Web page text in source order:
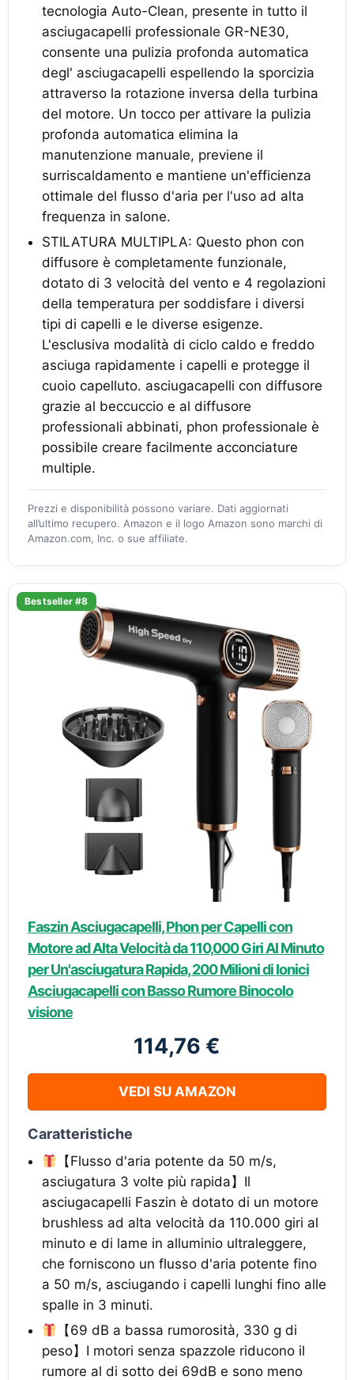
tecnologia Auto-Clean, presente in tutto il
asciugacapelli professionale GR-NE30,
consente una pulizia profonda automatica
degl' asciugacapelli espellendo la sporcizia
attraverso la rotazione inversa della turbina
del motore. Un tocco per attivare la pulizia
profonda automatica elimina la
manutenzione manuale, previene il
surriscaldamento e mantiene un'efficienza
ottimale del flusso d'aria per l'uso ad alta
frequenza in salone.
STILATURA MULTIPLA: Questo phon con
diffusore è completamente funzionale,
dotato di 3 velocità del vento e 4 regolazioni
della temperatura per soddisfare i diversi
tipi di capelli e le diverse esigenze.
L'esclusiva modalità di ciclo caldo e freddo
asciuga rapidamente i capelli e protegge il
cuoio capelluto. asciugacapelli con diffusore
grazie al beccuccio e al diffusore
professionali abbinati, phon professionale è
possibile creare facilmente acconciature
multiple.
Prezzi e disponibilità possono variare. Dati aggiornati
all’ultimo recupero. Amazon e il logo Amazon sono marchi di
Amazon.com, Inc. o sue affiliate.
Bestseller #8
Faszin Asciugacapelli, Phon per Capelli con
Motore ad Alta Velocità da 110,000 Giri Al Minuto
per Un'asciugatura Rapida, 200 Milioni di Ionici
Asciugacapelli con Basso Rumore Binocolo
visione
114,76 €
VEDI SU AMAZON
Caratteristiche
【Flusso d'aria potente da 50 m/s,
asciugatura 3 volte più rapida】Il
asciugacapelli Faszin è dotato di un motore
brushless ad alta velocità da 110.000 giri al
minuto e di lame in alluminio ultraleggere,
che forniscono un flusso d'aria potente fino
a 50 m/s, asciugando i capelli lunghi fino alle
spalle in 3 minuti.
【69 dB a bassa rumorosità, 330 g di
peso】I motori senza spazzole riducono il
rumore al di sotto dei 69dB e sono meno